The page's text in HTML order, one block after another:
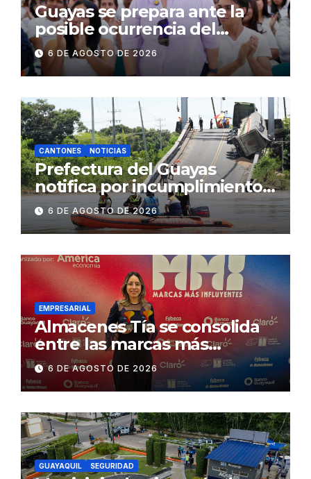
Guayas se prepara ante la
posible ocurrencia del
fenómeno de El Niño:
Gobierno Nacional capacita a
2.500 jóvenes
6 DE AGOSTO DE 2026
CANTONES NOTICIAS
Prefectura del Guayas
notifica por incumplimiento
contractual a la
Concesionaria CONORTE y
exige celeridad en
desmontaje del puente
Gonzalo Icaza Cornejo, en
Daule
6 DE AGOSTO DE 2026
EMPRESARIAL
Almacenes Tía se consolida
entre las marcas más
influyentes del Ecuador
6 DE AGOSTO DE 2026
GUAYAQUIL SEGURIDAD